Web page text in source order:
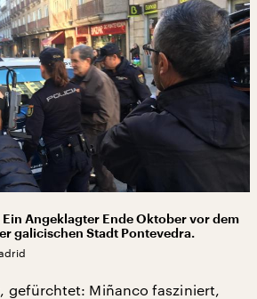
Angeklagter Ende Oktober vor dem
galicischen Stadt Pontevedra.
gefürchtet: Miñanco fasziniert,